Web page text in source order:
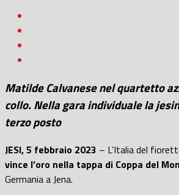
Matilde Calvanese nel quartetto
collo. Nella gara individuale la
terzo posto
JESI, 5 febbraio 2023 – L’Italia del
vince l’oro nella tappa di Coppa del
Germania a Jena.